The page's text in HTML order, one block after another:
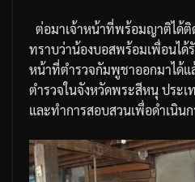
ต่อมาเจ้าหน้าที่พร้อมญาติได้ติ
ทราบว่าน้องบอสพร้อมเพื่อนได้
หน้าที่ตำรวจกัมพูชาออกมาได้แ
ตำรวจในจังหวัดพระสีหนุประเ
และทำการสอบสวนเพื่อดำเนิน